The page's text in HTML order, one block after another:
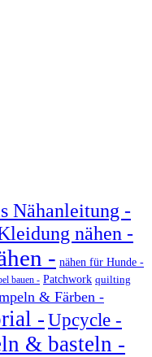
Nähanleitung -
nähen -
- nähen für Hunde -
bauen - Patchwork quilting
& Färben -
-Upcycle -
& basteln -